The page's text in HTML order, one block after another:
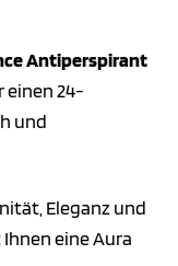
Antiperspirant
einen 24-
und
Eleganz und
eine Aura